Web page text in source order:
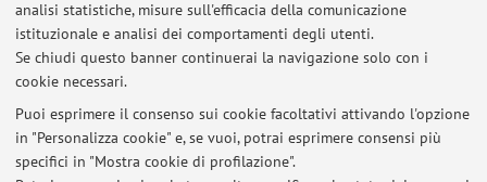
analisi statistiche, misure sull'efficacia della comunicazione
istituzionale e analisi dei comportamenti degli utenti.
Se chiudi questo banner continuerai la navigazione solo con i
cookie necessari.
Puoi esprimere il consenso sui cookie facoltativi attivando l'opzione
in "Personalizza cookie" e, se vuoi, potrai esprimere consensi più
specifici in "Mostra cookie di profilazione".
Ultima modifica: 15 marzo 2024
Accedi a Virtuale